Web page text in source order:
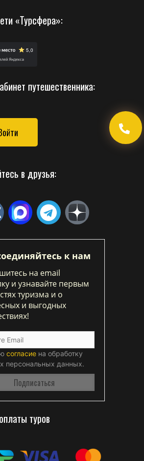
«Турсфера»:
путешественника:
в друзья:
к нам
на email
и узнавайте первым
туризма и о
и выгодных
согласие на обработку
персональных данных.
туров